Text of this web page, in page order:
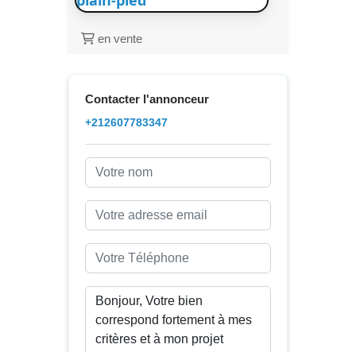
en vente
Contacter l'annonceur
+212607783347